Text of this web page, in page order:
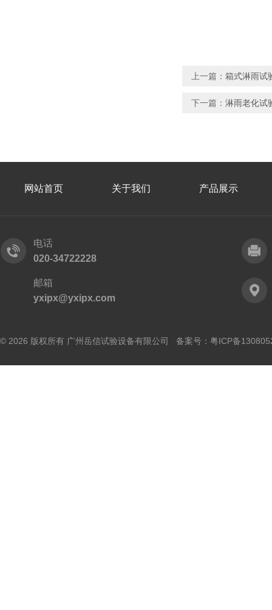
上一篇： 箱式淋雨试
下一篇： 淋雨老化试
网站首页 关于我们 产品展示
电话
020-34722228
邮箱
yxipx@yxipx.com
© 2026 版权所有 广州岳信试验设备有限公司 备案号： 粤ICP备